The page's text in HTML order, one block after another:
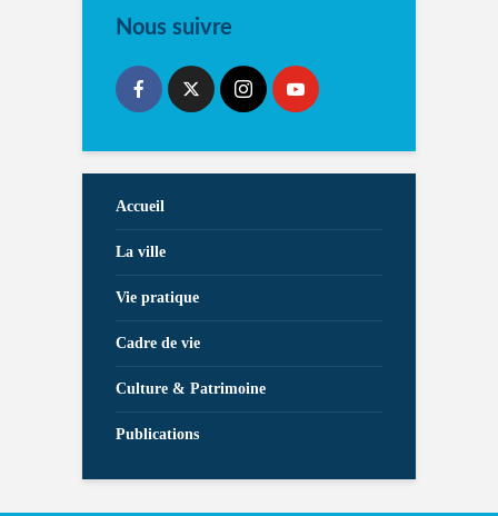
Nous suivre
Accueil
La ville
Vie pratique
Cadre de vie
Culture & Patrimoine
Publications